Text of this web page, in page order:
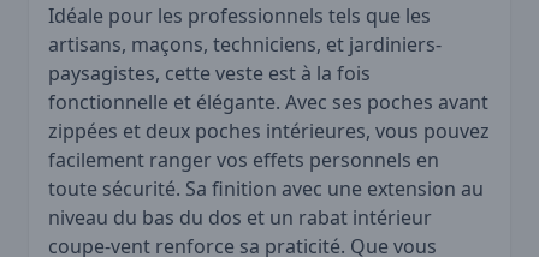
Idéale pour les professionnels tels que les
artisans, maçons, techniciens, et jardiniers-
paysagistes, cette veste est à la fois
fonctionnelle et élégante. Avec ses poches avant
zippées et deux poches intérieures, vous pouvez
facilement ranger vos effets personnels en
toute sécurité. Sa finition avec une extension au
niveau du bas du dos et un rabat intérieur
coupe-vent renforce sa praticité. Que vous